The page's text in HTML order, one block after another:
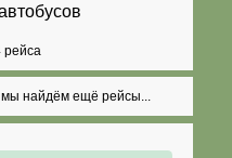
рейса
найдём ещё рейсы...